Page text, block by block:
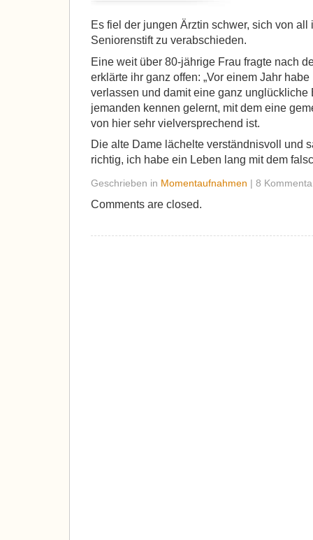
Es fiel der jungen Ärztin schwer, sich von all
Seniorenstift zu verabschieden.
Eine weit über 80-jährige Frau fragte nach
erklärte ihr ganz offen: „Vor einem Jahr
verlassen und damit eine ganz unglückliche
jemanden kennen gelernt, mit dem eine
von hier sehr vielversprechend ist.
Die alte Dame lächelte verständnisvoll und
richtig, ich habe ein Leben lang mit dem
Geschrieben in Momentaufnahmen | 8
Comments are closed.